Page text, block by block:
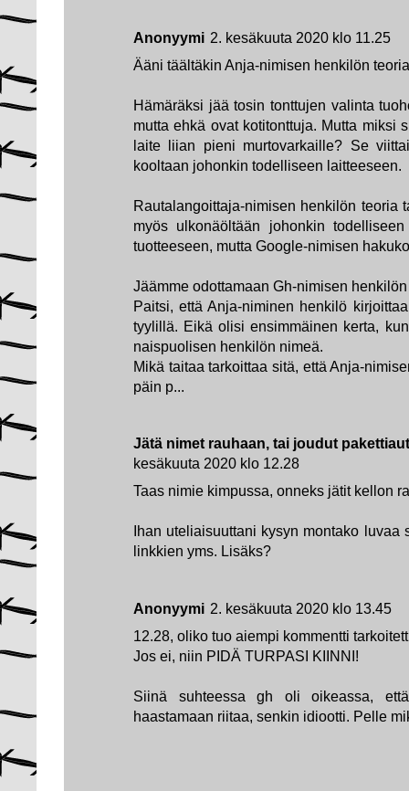
Anonyymi 2. kesäkuuta 2020 klo 11.25
Ääni täältäkin Anja-nimisen henkilön
Hämäräksi jää tosin tonttujen valinta
mutta ehkä ovat kotitonttuja. Mutta miksi
laite liian pieni murtovarkaille? Se
kooltaan johonkin todelliseen laitteeseen.
Rautalangoittaja-nimisen henkilön teoria
myös ulkonäöltään johonkin
tuotteeseen, mutta Google-nimisen
Jäämme odottamaan Gh-nimisen
Paitsi, että Anja-niminen henkilö
tyylillä. Eikä olisi ensimmäinen kerta,
naispuolisen henkilön nimeä.
Mikä taitaa tarkoittaa sitä, että Anja-
päin p...
Jätä nimet rauhaan, tai joudut
kesäkuuta 2020 klo 12.28
Taas nimie kimpussa, onneks jätit kellon
Ihan uteliaisuuttani kysyn montako
linkkien yms. Lisäks?
Anonyymi 2. kesäkuuta 2020 klo 13.45
12.28, oliko tuo aiempi kommentti
Jos ei, niin PIDÄ TURPASI KIINNI!
Siinä suhteessa gh oli oikeassa,
haastamaan riitaa, senkin idiootti. Pelle